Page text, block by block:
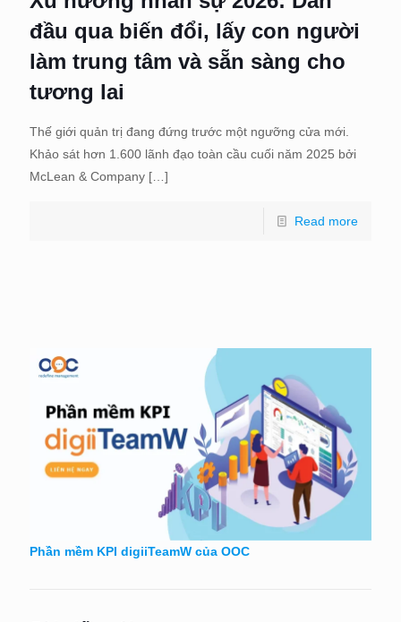
đầu qua biến đổi, lấy con người
làm trung tâm và sẵn sàng cho
tương lai
Thế giới quản trị đang đứng trước một ngưỡng cửa mới.
Khảo sát hơn 1.600 lãnh đạo toàn cầu cuối năm 2025 bởi
McLean & Company […]
Read more
Phần mềm KPI digiiTeamW của OOC